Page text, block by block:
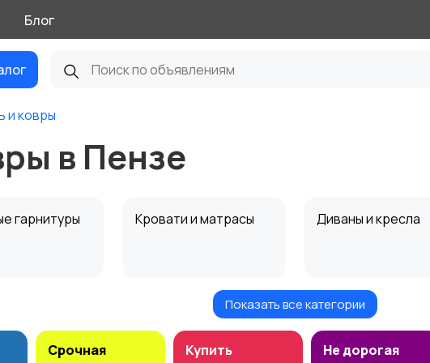
Блог
и ковры
в Пензе
гарнитуры Кровати и матрасы Диваны и кресла
Растения и семена
Показать все категории
Срочная
Купить
Не дорогая